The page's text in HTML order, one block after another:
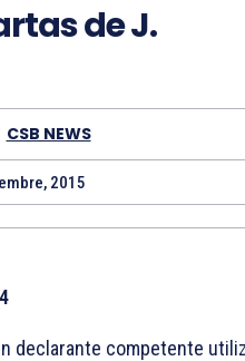
de J.
CSB NEWS
2015
declarante competente